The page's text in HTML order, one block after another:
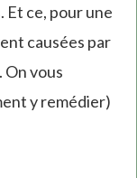
Et ce, pour une
causées par
On vous
y remédier)